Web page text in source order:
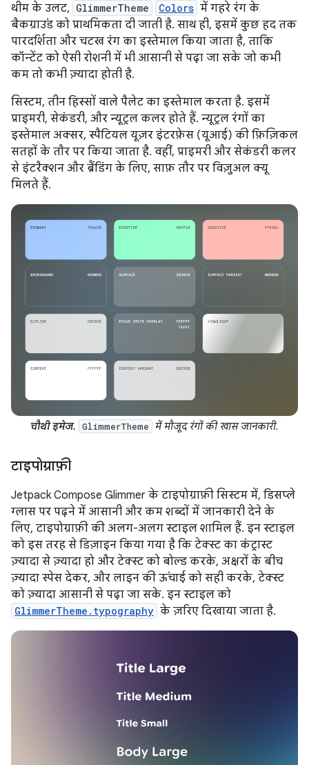
थीम के उलट, GlimmerTheme Colors में गहरे रंग के
बैकग्राउंड को प्राथमिकता दी जाती है. साथ ही, इसमें कुछ हद तक
पारदर्शिता और चटख रंग का इस्तेमाल किया जाता है, ताकि
कॉन्टेंट को ऐसी रोशनी में भी आसानी से पढ़ा जा सके जो कभी
कम तो कभी ज़्यादा होती है.
सिस्टम, तीन हिस्सों वाले पैलेट का इस्तेमाल करता है. इसमें
प्राइमरी, सेकंडरी, और न्यूट्रल कलर होते हैं. न्यूट्रल रंगों का
इस्तेमाल अक्सर, स्पैटियल यूज़र इंटरफ़ेस (यूआई) की फ़िज़िकल
सतहों के तौर पर किया जाता है. वहीं, प्राइमरी और सेकंडरी कलर
से इंटरैक्शन और ब्रैंडिंग के लिए, साफ़ तौर पर विज़ुअल क्यू
मिलते हैं.
चौथी इमेज. GlimmerTheme में मौजूद रंगों की खास जानकारी.
टाइपोग्राफ़ी
Jetpack Compose Glimmer के टाइपोग्राफ़ी सिस्टम में, डिसप्ले
ग्लास पर पढ़ने में आसानी और कम शब्दों में जानकारी देने के
लिए, टाइपोग्राफ़ी की अलग-अलग स्टाइल शामिल हैं. इन स्टाइल
को इस तरह से डिज़ाइन किया गया है कि टेक्स्ट का कंट्रास्ट
ज़्यादा से ज़्यादा हो और टेक्स्ट को बोल्ड करके, अक्षरों के बीच
ज़्यादा स्पेस देकर, और लाइन की ऊंचाई को सही करके, टेक्स्ट
को ज़्यादा आसानी से पढ़ा जा सके. इन स्टाइल को
GlimmerTheme.typography के ज़रिए दिखाया जाता है.